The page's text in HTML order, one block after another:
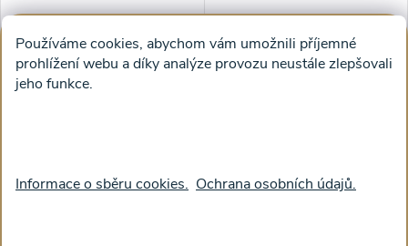
Používáme cookies, abychom vám umožnili příjemné
prohlížení webu a díky analýze provozu neustále zlepšovali
jeho funkce.
Informace o sběru cookies. Ochrana osobních údajů.
od 1 314 Kč bez DPH od 1 314 Kč bez DPH